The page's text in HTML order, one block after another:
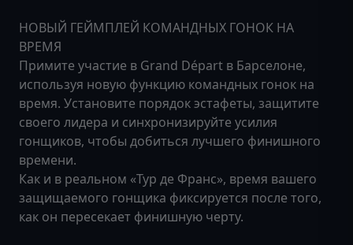
НОВЫЙ ГЕЙМПЛЕЙ КОМАНДНЫХ ГОНОК НА
ВРЕМЯ
Примите участие в Grand Départ в Барселоне,
используя новую функцию командных гонок на
время. Установите порядок эстафеты, защитите
своего лидера и синхронизируйте усилия
гонщиков, чтобы добиться лучшего финишного
времени.
Как и в реальном «Тур де Франс», время вашего
защищаемого гонщика фиксируется после того,
как он пересекает финишную черту.